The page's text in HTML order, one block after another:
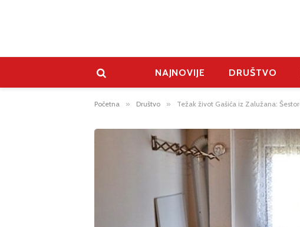
NAJNOVIJE DRUŠTVO
Početna » Društvo » Težak život Gašića iz Zalužana: